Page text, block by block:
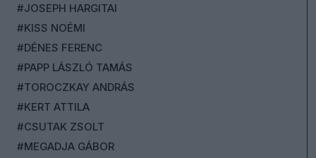
#JOSEPH HARGITAI
#KISS NOÉMI
#DÉNES FERENC
#PAPP LÁSZLÓ TAMÁS
#TOROCZKAY ANDRÁS
#KERT ATTILA
#CSUTAK ZSOLT
#MEGADJA GÁBOR